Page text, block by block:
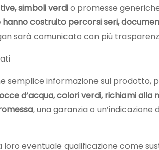
simboli verdio promesse
hanno costruito percorsi seri,
sarà comunicato con più
semplice informazione sul prodotto,
d’acqua, colori verdi, richiami alla
, una garanzia o
loro eventuale qualificazione come